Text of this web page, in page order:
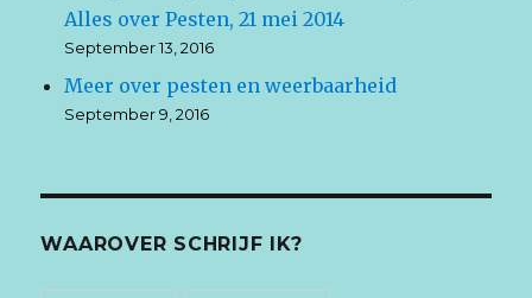
Alles over Pesten, 21 mei 2014
September 13, 2016
Meer over pesten en weerbaarheid
September 9, 2016
WAAROVER SCHRIJF IK?